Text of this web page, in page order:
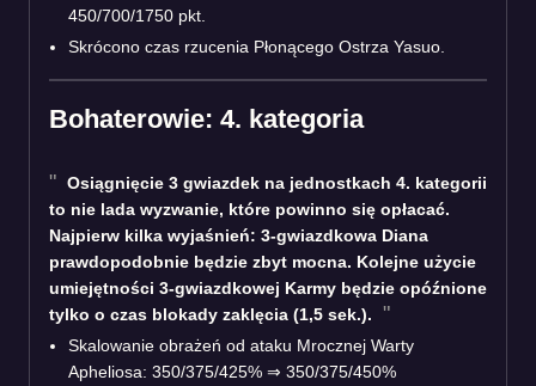
450/700/1750 pkt.
Skrócono czas rzucenia Płonącego Ostrza Yasuo.
Bohaterowie: 4. kategoria
Osiągnięcie 3 gwiazdek na jednostkach 4. kategorii
to nie lada wyzwanie, które powinno się opłacać.
Najpierw kilka wyjaśnień: 3-gwiazdkowa Diana
prawdopodobnie będzie zbyt mocna. Kolejne użycie
umiejętności 3-gwiazdkowej Karmy będzie opóźnione
tylko o czas blokady zaklęcia (1,5 sek.).
Skalowanie obrażeń od ataku Mrocznej Warty
Apheliosa: 350/375/425% ⇒ 350/375/450%